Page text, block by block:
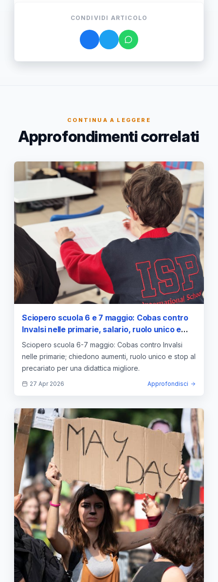
CONDIVIDI ARTICOLO
CONTINUA A LEGGERE
Approfondimenti correlati
Sciopero scuola 6 e 7 maggio: Cobas contro
Invalsi nelle primarie, salario, ruolo unico e
precariato
Sciopero scuola 6-7 maggio: Cobas contro Invalsi
nelle primarie; chiedono aumenti, ruolo unico e stop al
precariato per una didattica migliore.
27 Apr 2026 Approfondisci